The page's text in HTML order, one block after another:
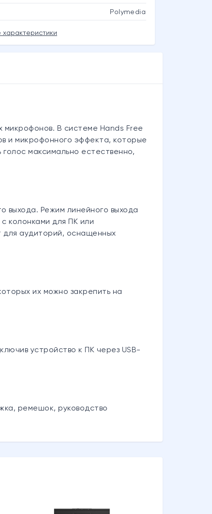
Polymedia
характеристики
микрофонов. В системе Hands Free
и микрофонного эффекта, которые
максимально естественно,
выхода. Режим линейного выхода
колонками для ПК или
для аудиторий, оснащенных
их можно закрепить на
устройство к ПК через USB-
ремешок, руководство